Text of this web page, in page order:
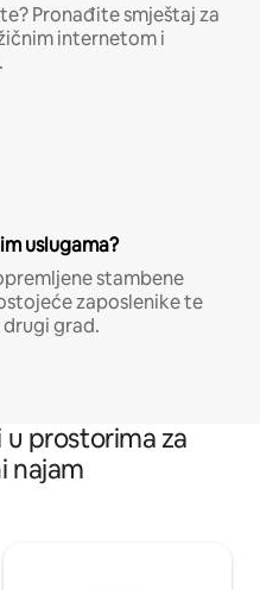
Pronađite smještaj za
internetom i
uslugama?
stambene
zaposlenike te
drugi grad.
u prostorima za
najam